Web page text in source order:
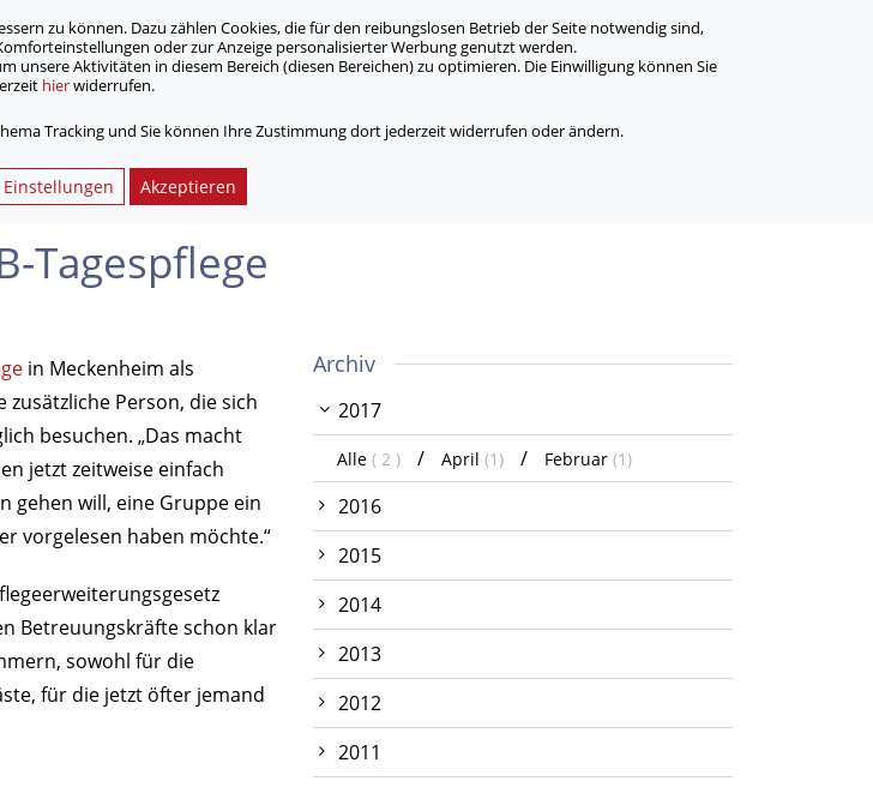
Jobs & Karriere
Tagespflege
in Meckenheim als
Person, die sich
besuchen. „Das macht
jetzt zeitweise einfach
gehen will, eine Gruppe ein
vorgelesen haben möchte.“
Betreuungskräfte schon klar
sowohl für die
für die jetzt öfter jemand
Archiv
2017
Alle ( 2 ) April (1) Februar (1)
2016
2015
2014
2013
2012
2011
zu können. Dazu zählen Cookies, die für den reibungslosen Betrieb der Seite notwendig sind,
oder zur Anzeige personalisierter Werbung genutzt werden.
unsere Aktivitäten in diesem Bereich (diesen Bereichen) zu optimieren. Die Einwilligung können Sie
hierwiderrufen.
Tracking und Sie können Ihre Zustimmung dort jederzeit widerrufen oder ändern.
Einstellungen Akzeptieren